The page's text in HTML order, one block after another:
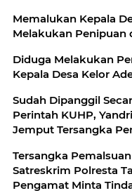
Memalukan Kepala
Melakukan Penipuan
Diduga Melakukan
Kepala Desa Kelor
Sudah Dipanggil
Perintah KUHP,
Jemput Tersangka
Tersangka
Satreskrim Polresta
Pengamat Minta